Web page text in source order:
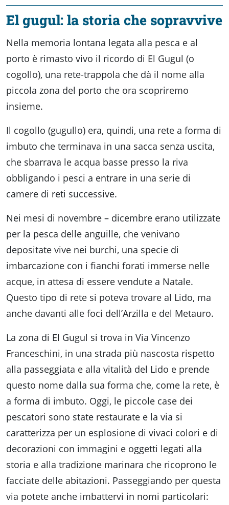
El gugul: la storia che sopravvive
Nella memoria lontana legata alla pesca e al
porto è rimasto vivo il ricordo di El Gugul (o
cogollo), una rete-trappola che dà il nome alla
piccola zona del porto che ora scopriremo
insieme.
Il cogollo (gugullo) era, quindi, una rete a forma di
imbuto che terminava in una sacca senza uscita,
che sbarrava le acqua basse presso la riva
obbligando i pesci a entrare in una serie di
camere di reti successive.
Nei mesi di novembre – dicembre erano utilizzate
per la pesca delle anguille, che venivano
depositate vive nei burchi, una specie di
imbarcazione con i fianchi forati immerse nelle
acque, in attesa di essere vendute a Natale.
Questo tipo di rete si poteva trovare al Lido, ma
anche davanti alle foci dell’Arzilla e del Metauro.
La zona di El Gugul si trova in Via Vincenzo
Franceschini, in una strada più nascosta rispetto
alla passeggiata e alla vitalità del Lido e prende
questo nome dalla sua forma che, come la rete, è
a forma di imbuto. Oggi, le piccole case dei
pescatori sono state restaurate e la via si
caratterizza per un esplosione di vivaci colori e di
decorazioni con immagini e oggetti legati alla
storia e alla tradizione marinara che ricoprono le
facciate delle abitazioni. Passeggiando per questa
via potete anche imbattervi in nomi particolari: